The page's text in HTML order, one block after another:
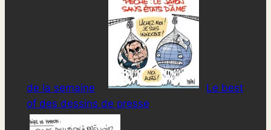
de la semaine
Le best
of des dessins de presse